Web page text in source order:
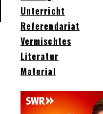
Unterricht
Referendariat
Vermischtes
Literatur
Material